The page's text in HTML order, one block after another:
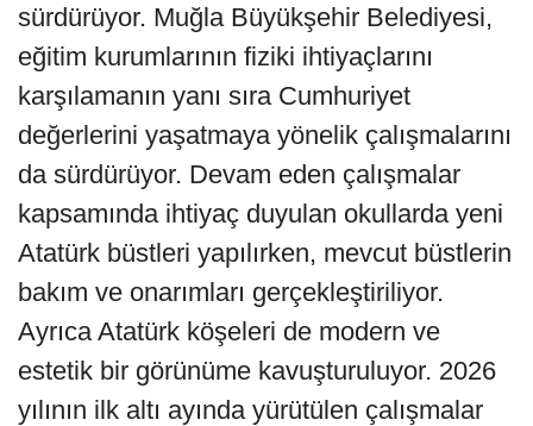
sürdürüyor. Muğla Büyükşehir Belediyesi,
eğitim kurumlarının fiziki ihtiyaçlarını
karşılamanın yanı sıra Cumhuriyet
değerlerini yaşatmaya yönelik çalışmalarını
da sürdürüyor. Devam eden çalışmalar
kapsamında ihtiyaç duyulan okullarda yeni
Atatürk büstleri yapılırken, mevcut büstlerin
bakım ve onarımları gerçekleştiriliyor.
Ayrıca Atatürk köşeleri de modern ve
estetik bir görünüme kavuşturuluyor. 2026
yılının ilk altı ayında yürütülen çalışmalar